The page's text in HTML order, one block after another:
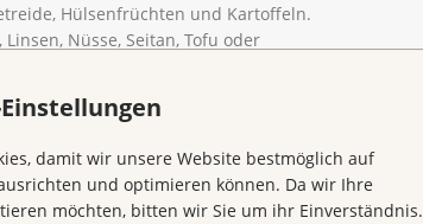
damit wir unsere Website bestmöglich auf
und optimieren können. Da wir Ihre
möchten, bitten wir Sie um ihr Einverständnis.
Hülsenfrüchten und Kartoffeln.
Nüsse, Seitan, Tofu oder
Milchprodukte, Fleisch, Fisch, oder
ausgewogene Ernährung sollte